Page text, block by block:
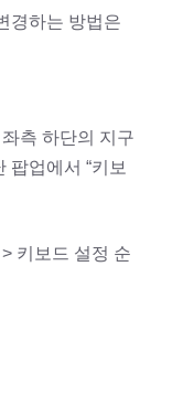
경하는 방법은
측 하단의 지구
팝업에서 “키보
키보드 설정 순